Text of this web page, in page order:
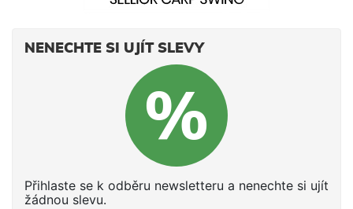
NENECHTE SI UJÍT SLEVY
Přihlaste se k odběru newsletteru a nenechte si ujít
žádnou slevu.